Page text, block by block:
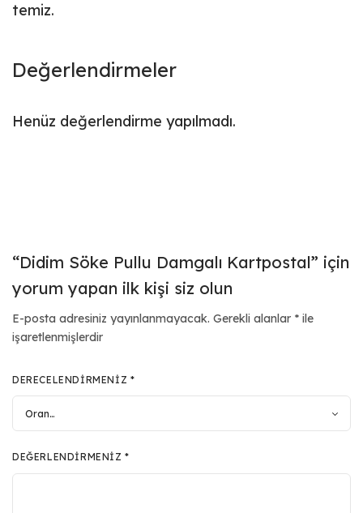
temiz.
Değerlendirmeler
Henüz değerlendirme yapılmadı.
“Didim Söke Pullu Damgalı Kartpostal” için
yorum yapan ilk kişi siz olun
E-posta adresiniz yayınlanmayacak. Gerekli alanlar * ile
işaretlenmişlerdir
DERECELENDIRMENIZ *
DEĞERLENDIRMENIZ*